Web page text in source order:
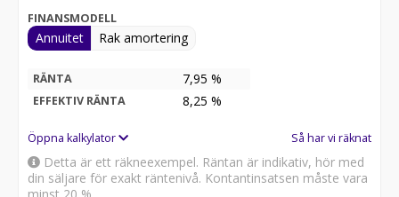
Besök
för att:
• Reservera bilen direkt online
• Få mer info om utrustning och tillval
Kontakta oss för mer information:
Därför ska du välja Riddermark Bil:
* Störst i Sverige på begagnade bilar
FINANSMODELL
Annuitet Rak amortering
RÄNTA 7,95 %
EFFEKTIV RÄNTA 8,25 %
Öppna kalkylator Så har vi räknat
Detta är ett räkneexempel. Räntan är indikativ, hör med
din säljare för exakt räntenivå. Kontantinsatsen måste vara
minst 20 %.